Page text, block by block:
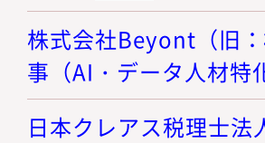
株式会社Beyont（旧
事（AI・データ人材特
日本クレアス税理士